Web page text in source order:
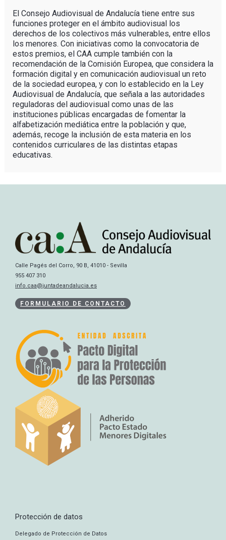
El Consejo Audiovisual de Andalucía tiene entre sus
funciones proteger en el ámbito audiovisual los
derechos de los colectivos más vulnerables, entre ellos
los menores. Con iniciativas como la convocatoria de
estos premios, el CAA cumple también con la
recomendación de la Comisión Europea, que considera la
formación digital y en comunicación audiovisual un reto
de la sociedad europea, y con lo establecido en la Ley
Audiovisual de Andalucía, que señala a las autoridades
reguladoras del audiovisual como unas de las
instituciones públicas encargadas de fomentar la
alfabetización mediática entre la población y que,
además, recoge la inclusión de esta materia en los
contenidos curriculares de las distintas etapas
educativas.
Calle Pagés del Corro, 90 B, 41010 - Sevilla
955 407 310
info.caa@juntadeandalucia.es
FORMULARIO DE CONTACTO
Protección de datos
Delegado de Protección de Datos